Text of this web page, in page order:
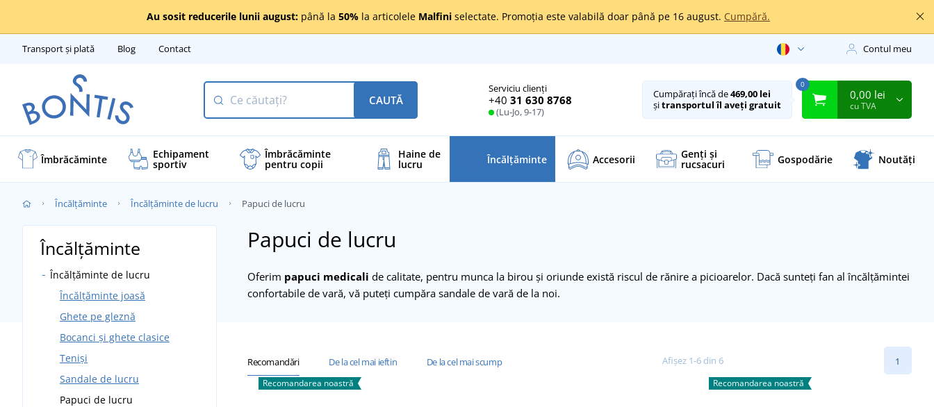
Au sosit reducerile lunii august: până la 50% la articolele Malfini selectate. Promoția este valabilă doar până pe 16 august. Cumpără.
Transport și plată Blog Contact Contul meu
Serviciu clienți
+40 31 630 8768
(Lu-Jo, 9-17)
CAUTĂ Cumpărați încă de469,00 lei
șitransportul îl aveți gratuit
0
0,00 lei
cu TVA
Îmbrăcăminte Echipament
sportiv
Îmbrăcăminte
pentru copii
Haine de
lucru Încălţăminte Accesorii Genți și
rucsacuri Gospodărie Noutăți
Încălţăminte Încălțăminte de lucru Papuci de lucru
Papuci de lucru
Oferim papuci medicali de calitate, pentru munca la birou și oriunde există riscul de rănire a picioarelor. Dacă sunteți fan al încălțămintei
confortabile de vară, vă puteți cumpăra sandale de vară de la noi.
Încălţăminte
Încălțăminte de lucru
Încălțăminte joasă
Ghete pe gleznă
Bocanci și ghete clasice
Teniși
Sandale de lucru
Papuci de lucru
Recomandări De la cel mai ieftin De la cel mai scump Afișez 1-6 din 6 1
Recomandarea noastră Recomandarea noastră